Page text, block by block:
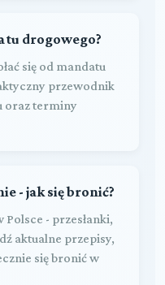
drogowego?
się od mandatu
przewodnik
oraz terminy
- jak się bronić?
- przesłanki,
aktualne przepisy,
się bronić w